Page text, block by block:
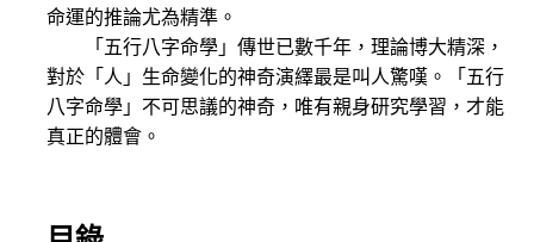
命運的推論尤為精準。
「五行八字命學」傳世已數千年，理論博大精深，
對於「人」生命變化的神奇演繹最是叫人驚嘆。「五行
八字命學」不可思議的神奇，唯有親身研究學習，才能
真正的體會。